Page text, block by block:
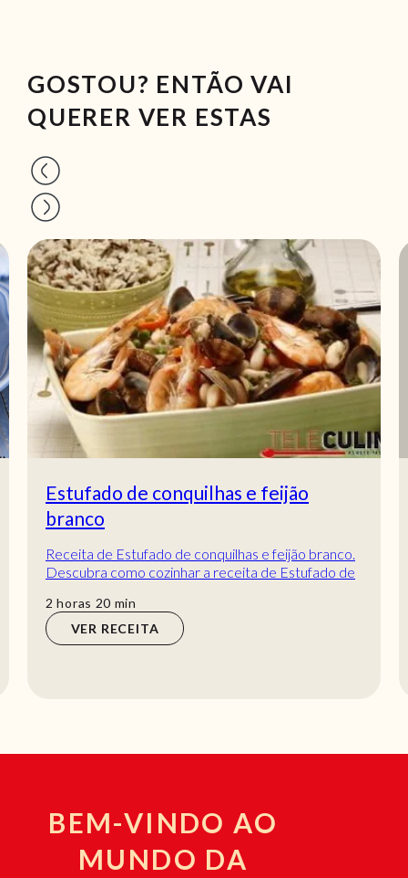
GOSTOU? ENTÃO VAI
QUERER VER ESTAS
Estufado de conquilhas e feijão
branco
Receita de Estufado de conquilhas e feijão branco.
Descubra como cozinhar a receita de Estufado de
2 horas
horas 20 min
min
VER RECEITA
BEM-VINDO AO
MUNDO DA